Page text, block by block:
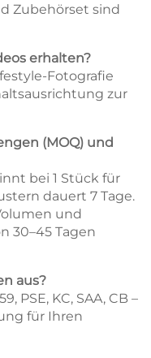
Zubehörset sind
erhalten?
Fotografie
zur
(MOQ) und
bei 1 Stück für
dauert 7 Tage.
und
30–45 Tagen
aus?
PSE, KC, SAA, CB –
für Ihren